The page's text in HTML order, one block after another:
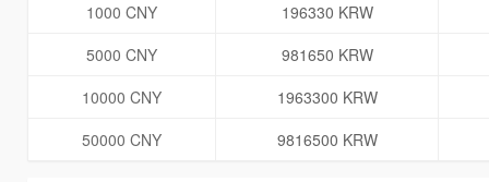
1000 CNY
196330 KRW
5000 CNY
981650 KRW
10000 CNY
1963300 KRW
50000 CNY
9816500 KRW